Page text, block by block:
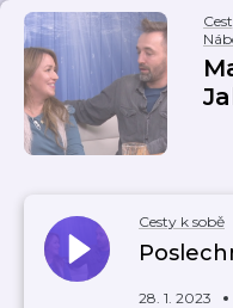
Cesty k sobě
28. 1. 2023